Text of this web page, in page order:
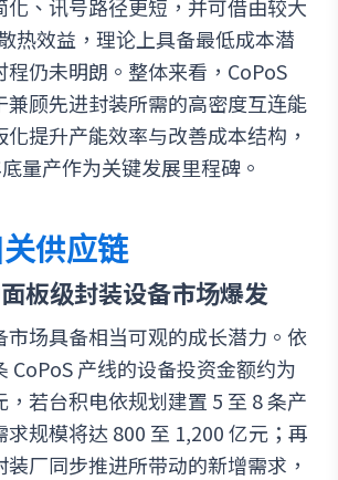
化、讯号路径更短，并可借由较大
热效益，理论上具备最低成本潜
程仍未明朗。整体来看，CoPoS
兼顾先进封装所需的高密度互连能
提升产能效率与改善成本结构，
量产作为关键发展里程碑。
供应链
板级封装设备市场爆发
市场具备相当可观的成长潜力。依
CoPoS 产线的设备投资金额约为
，若台积电依规划建置 5 至 8 条产
规模将达 800 至 1,200 亿元；再
厂同步推进所带动的新增需求，